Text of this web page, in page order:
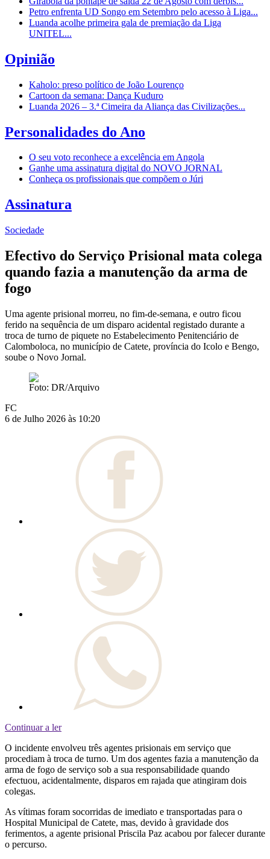
Petro enfrenta UD Songo em Setembro pelo acesso à Liga...
Luanda acolhe primeira gala de premiação da Liga
UNITEL...
Opinião
Kaholo: preso político de João Lourenço
Cartoon da semana: Dança Kuduro
Luanda 2026 – 3.ª Cimeira da Aliança das Civilizações...
Personalidades do Ano
O seu voto reconhece a excelência em Angola
Ganhe uma assinatura digital do NOVO JORNAL
Conheça os profissionais que compõem o Júri
Assinatura
Sociedade
Efectivo do Serviço Prisional mata colega
quando fazia a manutenção da arma de
fogo
Uma agente prisional morreu, no fim-de-semana, e outro ficou
ferido na sequência de um disparo acidental registado durante a
troca de turno de piquete no Estabelecimento Penitenciário de
Calomboloca, no município de Catete, província do Icolo e Bengo,
soube o Novo Jornal.
Foto: DR/Arquivo
FC
6 de Julho 2026 às 10:20
Continuar a ler
O incidente envolveu três agentes prisionais em serviço que
procediam à troca de turno. Um dos agentes fazia a manutenção da
arma de fogo de serviço sob a sua responsabilidade quando
efectuou, acidentalmente, disparos em rajada que atingiram dois
colegas.
As vítimas foram socorridas de imediato e transportadas para o
Hospital Municipal de Catete, mas, devido à gravidade dos
ferimentos, a agente prisional Priscila Paz acabou por falecer durante
o percurso.